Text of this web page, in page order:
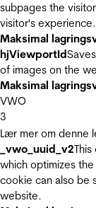
subpages the
visitor's experience.
Maksimal
hjViewportId
of images on the
Maksimal
VWO
3
Lær mer om denne
_vwo_uuid_v2
which optimizes
cookie can also be
website.